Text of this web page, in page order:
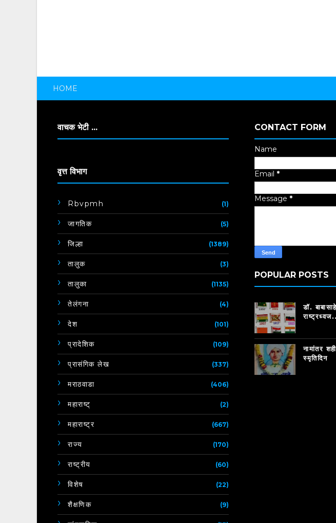
HOME
वाचक भेटी ...
वृत्त विभाग
Rbvpmh (1)
जागतिक (5)
जिल्हा (1389)
तालुक (3)
तालुका (1135)
तेलंगना (4)
देश (101)
प्रादेशिक (109)
प्रासंगिक लेख (337)
मराठवाडा (406)
महाराष्ट् (2)
महाराष्ट्र (667)
राज्य (170)
राष्ट्रीय (60)
विशेष (22)
शैक्षणिक (9)
CONTACT FORM
Name
Email *
Message *
POPULAR POSTS
डॉ.
नामांतर
स्मृतिदिन